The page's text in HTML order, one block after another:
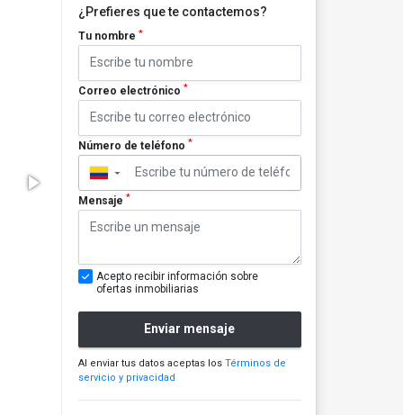
¿Prefieres que te contactemos?
Tu nombre *
Correo electrónico *
Número de teléfono *
▼
Mensaje *
Acepto recibir información sobre
ofertas inmobiliarias
Enviar mensaje
Al enviar tus datos aceptas los Términos de
servicio y privacidad